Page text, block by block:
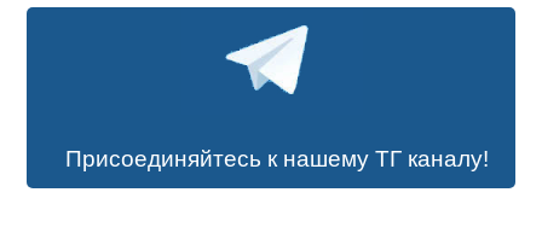
Присоединяйтесь к нашему ТГ каналу!